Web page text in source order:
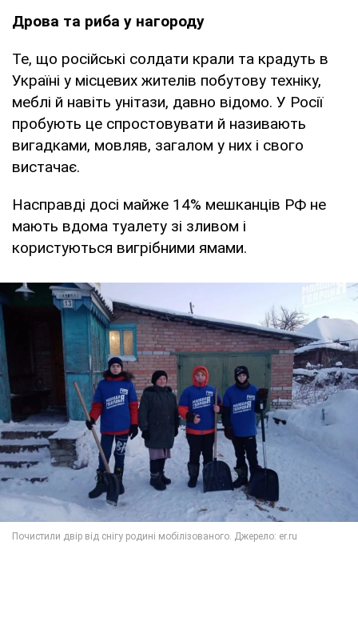
Дрова та риба у нагороду
Те, що російські солдати крали та крадуть в
Україні у місцевих жителів побутову техніку,
меблі й навіть унітази, давно відомо. У Росії
пробують це спростовувати й називають
вигадками, мовляв, загалом у них і свого
вистачає.
Насправді досі майже 14% мешканців РФ не
мають вдома туалету зі зливом і
користуються вигрібними ямами.